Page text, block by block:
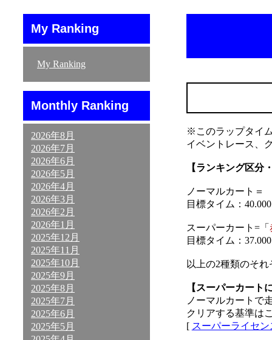
My Ranking
My Ranking
Monthly Ranking
2026年8月
2026年7月
2026年6月
2026年5月
2026年4月
2026年3月
2026年2月
2026年1月
2025年12月
2025年11月
2025年10月
2025年9月
2025年8月
2025年7月
2025年6月
2025年5月
※このラップタイ
イベントレース、
【ランキング区分
ノーマルカート＝
目標タイム：
スーパーカート=「
目標タイム：
以上の2種類のそ
【スーパーカート
ノーマルカートで
クリアする基準は
[ スーパーライセ